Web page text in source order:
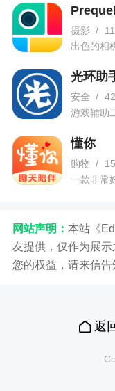
摄影 /
出色的相
光环助
安全 /
游戏辅助
懂你
购物 /
一款非常
网站声明： 本站《
友提供，仅作为展
您的权益，请来信告
返